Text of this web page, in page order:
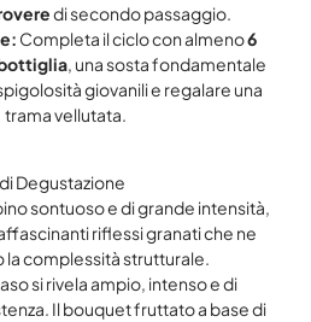
di secondo passaggio.
Completa il ciclo con almeno6
, una sosta fondamentale
giovanili e regalare una
trama vellutata.
Degustazione
sontuoso e di grande intensità,
riflessi granati che ne
la complessità strutturale.
si rivela ampio, intenso e di
Il bouquet fruttato a base di